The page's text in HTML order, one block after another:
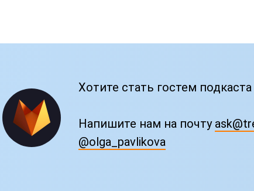
Хотите стать гостем
Напишите нам на почту
@olga_pavlikova